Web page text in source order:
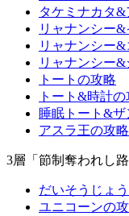
タケミナカタ
リャナンシー
リャナンシー
リャナンシー
トートの攻略
トート&時計の
睡眠トート&
アスラ王の攻略
3層「節制奪われし路
だいそうじょ
ユニコーンの